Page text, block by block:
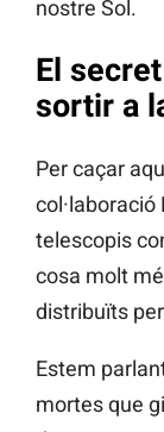
nostre Sol.
El
sortir a
Per caçar
col·laboració
telescopis
cosa molt
distribuïts
Estem
mortes que